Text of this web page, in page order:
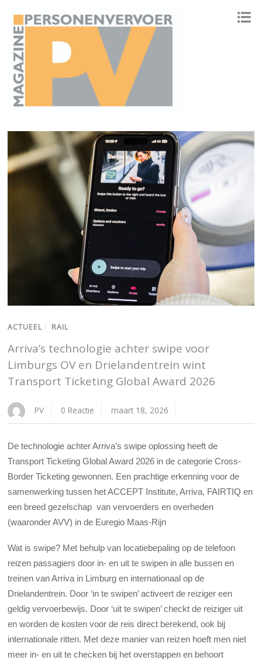
ACTUEEL / RAIL
Arriva’s technologie achter swipe voor
Limburgs OV en Drielandentrein wint
Transport Ticketing Global Award 2026
PV 0 Reactie maart 18, 2026
De technologie achter Arriva’s swipe oplossing heeft de
Transport Ticketing Global Award 2026 in de categorie Cross-
Border Ticketing gewonnen. Een prachtige erkenning voor de
samenwerking tussen het ACCEPT Institute, Arriva, FAIRTIQ en
een breed gezelschap van vervoerders en overheden
(waaronder AVV) in de Euregio Maas-Rijn
Wat is swipe? Met behulp van locatiebepaling op de telefoon
reizen passagiers door in- en uit te swipen in alle bussen en
treinen van Arriva in Limburg en internationaal op de
Drielandentrein. Door ‘in te swipen’ activeert de reiziger een
geldig vervoerbewijs. Door ‘uit te swipen’ checkt de reiziger uit
en worden de kosten voor de reis direct berekend, ook bij
internationale ritten. Met deze manier van reizen hoeft men niet
meer in- en uit te checken bij het overstappen en behoort